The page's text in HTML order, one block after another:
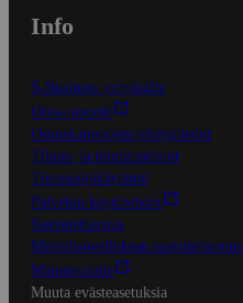
Info
S-Business yrityksille
Oiva-raportit
Osuuskauppojen yhteystiedot
Tilaus- ja toimitusehdot
Tietosuojakäytäntö
Palvelun käyttöehdot
Saavutettavuus
Mobiilisovelluksen saavutettavuus
Mainostajalle
Muuta evästeasetuksia